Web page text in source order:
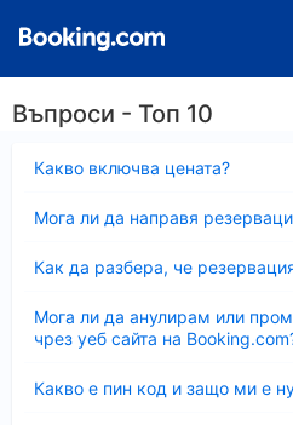
Въпроси - Топ 10
Какво включва цената?
Мога ли да направя
Как да разбера, че
Мога ли да анулирам или
чрез уеб сайта на
Какво е пин код и защо ми е